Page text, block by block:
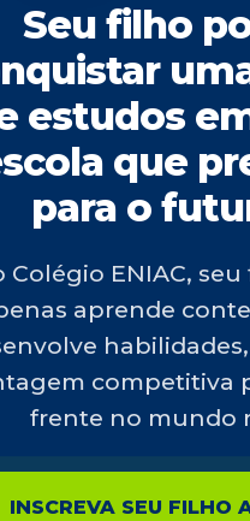
Seu filho
estudos
que
para o
Colégio ENIAC,
aprende
competitiva
frente no mundo
INSCREVA SEU FILHO